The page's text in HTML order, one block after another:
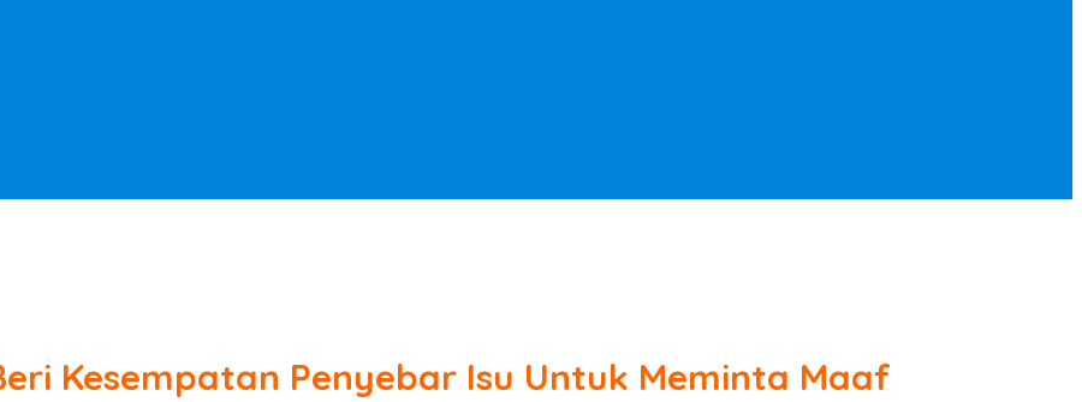
Kesempatan Penyebar Isu Untuk Meminta Maaf